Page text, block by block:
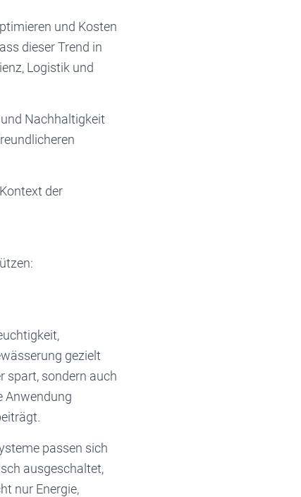
und Kosten
dieser Trend in
Logistik und
Nachhaltigkeit
der
gezielt
spart, sondern auch
Anwendung
passen sich
ausgeschaltet,
nur Energie,